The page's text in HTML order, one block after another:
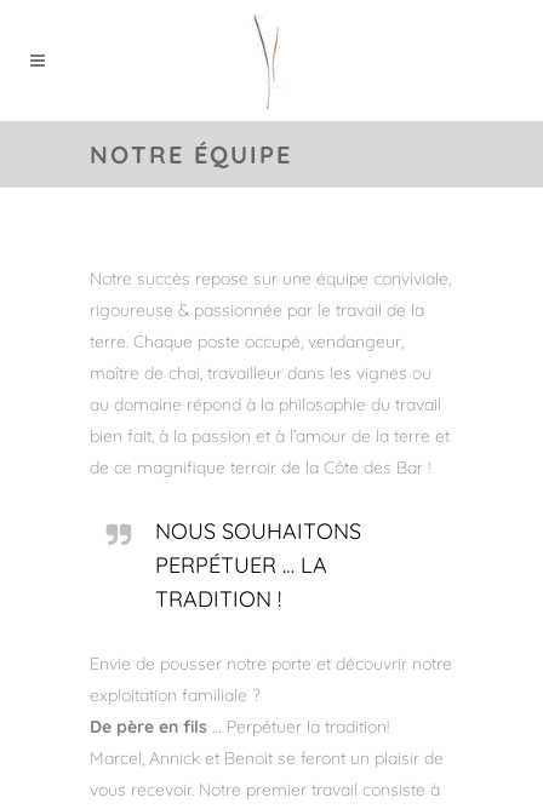
NOTRE ÉQUIPE
Notre succès repose sur une équipe conviviale,
rigoureuse & passionnée par le travail de la
terre. Chaque poste occupé, vendangeur,
maître de chai, travailleur dans les vignes ou
au domaine répond à la philosophie du travail
bien fait, à la passion et à l’amour de la terre et
de ce magnifique terroir de la Côte des Bar !
NOUS SOUHAITONS
PERPÉTUER … LA
TRADITION !
Envie de pousser notre porte et découvrir notre
exploitation familiale ?
De père en fils … Perpétuer la tradition!
Marcel, Annick et Benoit se feront un plaisir de
vous recevoir. Notre premier travail consiste à